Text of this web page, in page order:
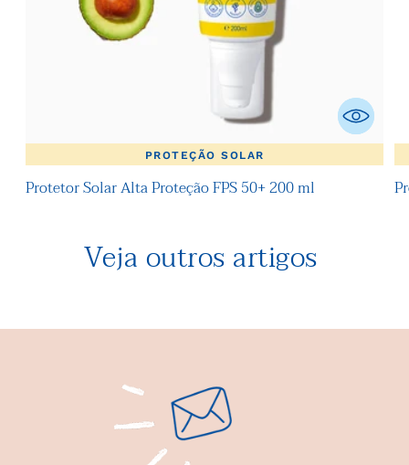
PROTEÇÃO SOLAR
Protetor Solar Alta Proteção FPS 50+ 200 ml
Veja outros artigos